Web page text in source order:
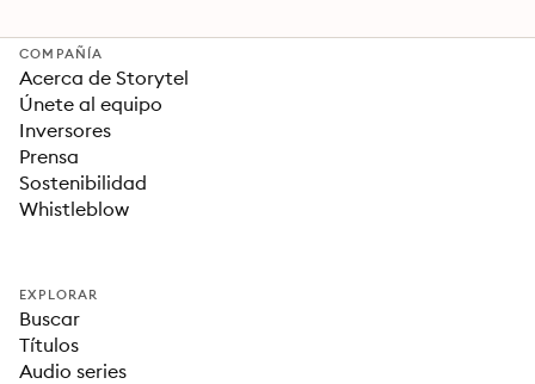
COMPAÑÍA
Acerca de Storytel
Únete al equipo
Inversores
Prensa
Sostenibilidad
Whistleblow
EXPLORAR
Buscar
Títulos
Audio series